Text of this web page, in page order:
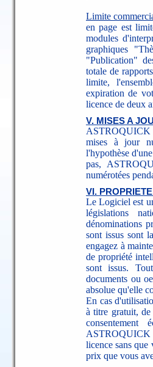
Limite
en page est
modules
graphiques
"Publication"
totale de
limite,
expiration de
licence de deux
V. MISES A
ASTROQUICK
mises à jour
l'hypothèse
pas,
numérotées
VI.
Le Logiciel est
législations
dénominations
sont issus sont
engagez à
de propriété
sont issus.
documents ou
absolue qu'elle
En cas
à titre gratuit, de
ASTROQUICK
licence sans que
prix que vous